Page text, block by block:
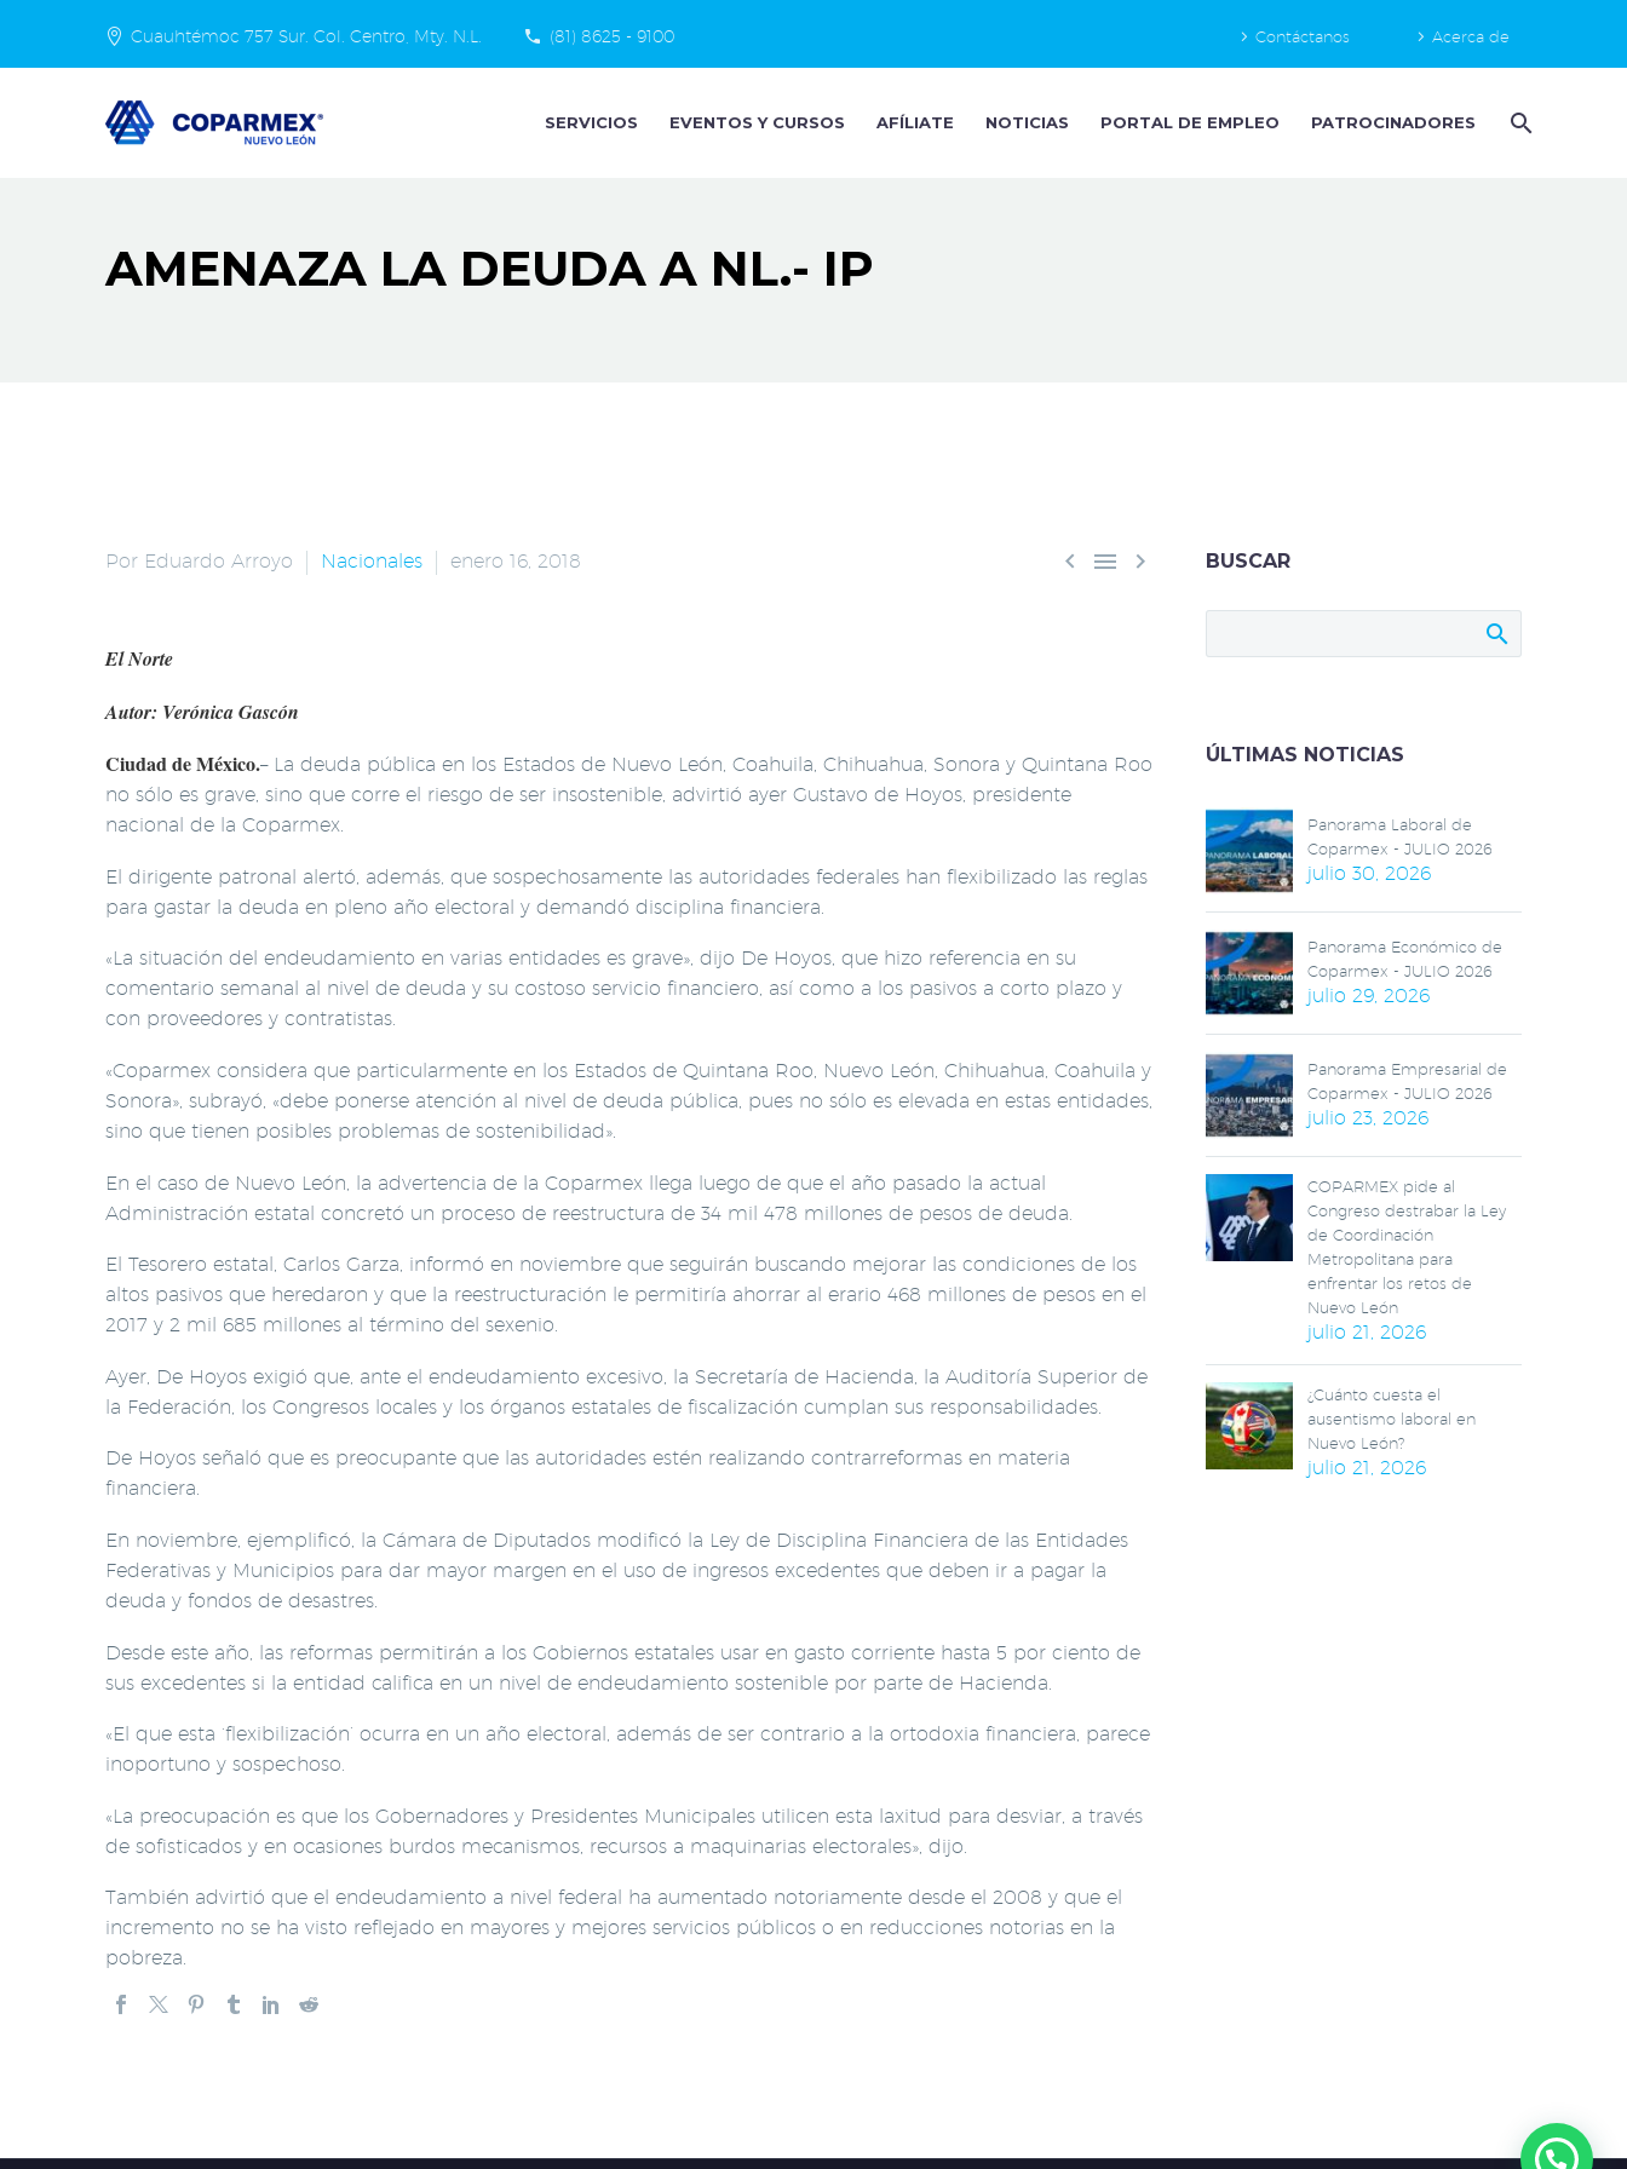
Cuauhtémoc 757 Sur. Col. Centro, Mty. N.L. (81) 8625 - 9100 Contáctanos Acerca de
SERVICIOS EVENTOS Y CURSOS AFÍLIATE NOTICIAS PORTAL DE EMPLEO PATROCINADORES
AMENAZA LA DEUDA A NL.- IP
  
Por Eduardo Arroyo Nacionales enero 16, 2018
El Norte
Autor: Verónica Gascón
Ciudad de México.– La deuda pública en los Estados de Nuevo León, Coahuila, Chihuahua, Sonora y Quintana Roo
no sólo es grave, sino que corre el riesgo de ser insostenible, advirtió ayer Gustavo de Hoyos, presidente
nacional de la Coparmex.
El dirigente patronal alertó, además, que sospechosamente las autoridades federales han flexibilizado las reglas
para gastar la deuda en pleno año electoral y demandó disciplina financiera.
«La situación del endeudamiento en varias entidades es grave», dijo De Hoyos, que hizo referencia en su
comentario semanal al nivel de deuda y su costoso servicio financiero, así como a los pasivos a corto plazo y
con proveedores y contratistas.
«Coparmex considera que particularmente en los Estados de Quintana Roo, Nuevo León, Chihuahua, Coahuila y
Sonora», subrayó, «debe ponerse atención al nivel de deuda pública, pues no sólo es elevada en estas entidades,
sino que tienen posibles problemas de sostenibilidad».
En el caso de Nuevo León, la advertencia de la Coparmex llega luego de que el año pasado la actual
Administración estatal concretó un proceso de reestructura de 34 mil 478 millones de pesos de deuda.
El Tesorero estatal, Carlos Garza, informó en noviembre que seguirán buscando mejorar las condiciones de los
altos pasivos que heredaron y que la reestructuración le permitiría ahorrar al erario 468 millones de pesos en el
2017 y 2 mil 685 millones al término del sexenio.
Ayer, De Hoyos exigió que, ante el endeudamiento excesivo, la Secretaría de Hacienda, la Auditoría Superior de
la Federación, los Congresos locales y los órganos estatales de fiscalización cumplan sus responsabilidades.
De Hoyos señaló que es preocupante que las autoridades estén realizando contrarreformas en materia
financiera.
En noviembre, ejemplificó, la Cámara de Diputados modificó la Ley de Disciplina Financiera de las Entidades
Federativas y Municipios para dar mayor margen en el uso de ingresos excedentes que deben ir a pagar la
deuda y fondos de desastres.
Desde este año, las reformas permitirán a los Gobiernos estatales usar en gasto corriente hasta 5 por ciento de
sus excedentes si la entidad califica en un nivel de endeudamiento sostenible por parte de Hacienda.
«El que esta ‘flexibilización’ ocurra en un año electoral, además de ser contrario a la ortodoxia financiera, parece
inoportuno y sospechoso.
«La preocupación es que los Gobernadores y Presidentes Municipales utilicen esta laxitud para desviar, a través
de sofisticados y en ocasiones burdos mecanismos, recursos a maquinarias electorales», dijo.
También advirtió que el endeudamiento a nivel federal ha aumentado notoriamente desde el 2008 y que el
incremento no se ha visto reflejado en mayores y mejores servicios públicos o en reducciones notorias en la
pobreza.
BUSCAR
ÚLTIMAS NOTICIAS
Panorama Laboral de
Coparmex - JULIO 2026
julio 30, 2026
Panorama Económico de
Coparmex - JULIO 2026
julio 29, 2026
Panorama Empresarial de
Coparmex - JULIO 2026
julio 23, 2026
COPARMEX pide al
Congreso destrabar la Ley
de Coordinación
Metropolitana para
enfrentar los retos de
Nuevo León
julio 21, 2026
¿Cuánto cuesta el
ausentismo laboral en
Nuevo León?
julio 21, 2026